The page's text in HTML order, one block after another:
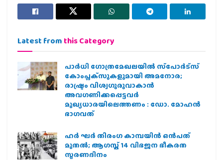
Latest from this Category
പാര്‍ധി ഗോത്രമേഖലയില്‍ സ്‌പോര്‍ട്‌സ്
കോംപ്ലക്‌സുകളുമായി അമനോര;
രാഷ്ട്രം വിശ്വഗുരുവാകാന്‍
അവഗണിക്കപ്പെട്ടവര്‍
മുഖ്യധാരയിലെത്തണം : ഡോ. മോഹന്‍
ഭാഗവത്
ഹര്‍ ഘര്‍ തിരംഗ കാമ്പയിന്‍ ഒന്‍പത്
മുതല്‍; ആഗസ്ത് 14 വിഭജന ഭീകരത
സ്മരണദിനം